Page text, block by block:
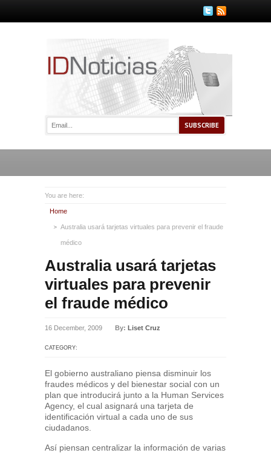
You are here:
Home
Australia usará tarjetas virtuales para prevenir el fraude
médico
Australia usará tarjetas
virtuales para prevenir
el fraude médico
16 December, 2009 By: Liset Cruz
CATEGORY:
El gobierno australiano piensa disminuir los
fraudes médicos y del bienestar social con un
plan que introducirá junto a la Human Services
Agency, el cual asignará una tarjeta de
identificación virtual a cada uno de sus
ciudadanos.
Así piensan centralizar la información de varias